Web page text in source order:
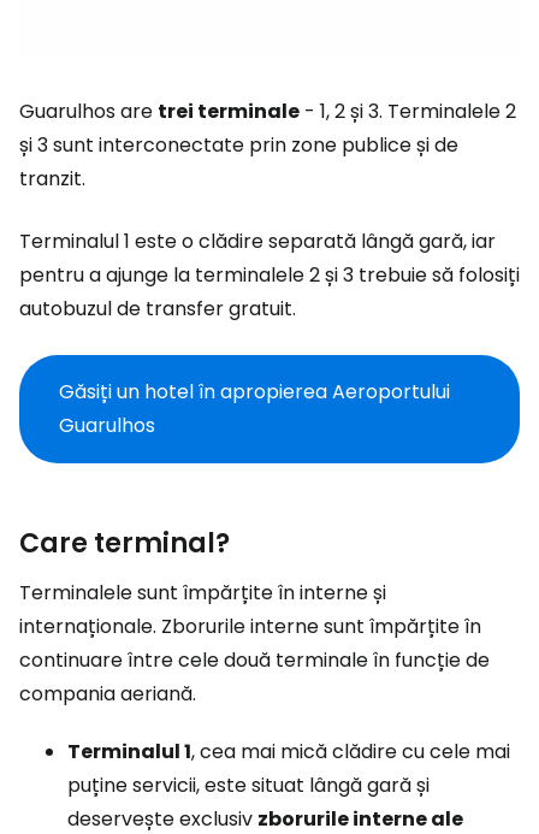
Guarulhos are trei terminale - 1, 2 și 3. Terminalele 2
și 3 sunt interconectate prin zone publice și de
tranzit.
Terminalul 1 este o clădire separată lângă gară, iar
pentru a ajunge la terminalele 2 și 3 trebuie să folosiți
autobuzul de transfer gratuit.
Găsiți un hotel în apropierea Aeroportului
Guarulhos
Care terminal?
Terminalele sunt împărțite în interne și
internaționale. Zborurile interne sunt împărțite în
continuare între cele două terminale în funcție de
compania aeriană.
Terminalul 1, cea mai mică clădire cu cele mai
puține servicii, este situat lângă gară și
deservește exclusiv zborurile interne ale